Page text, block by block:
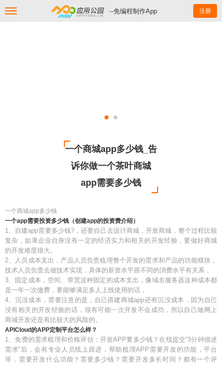
--免编程制作App 注册
一个商城app多少钱_告
诉你做一个茶叶商城
app需要多少钱
一个商城app多少钱
一个app需要投资多少钱（创建app的投资费介绍）
1、自建app需要多少钱?，还要自己去设计商城，开发商城，整个过程比较
复杂，如果企业自身没有一定的经济实力和相关的开发经验，要做好商城
的开发难度很大。
2、人员成本支出，产品人员负责梳理整个开发的需求和产品的功能模块，
技术人员负责去做技术实现，具体的薪资水平跟不同的消费水平有关系，
3、固定成本，空间、带宽这种固定的成本支出，像域名服务器这种成本都
是一年一次缴费，要能够满足多人上线使用的话，
4、沉没成本，需要注意的是，自己搭建商城app还有沉没成本，因为自己
没有相关的开发经验的话，很有可能一次开发不会成功，所以自己做网上
商城开发还是有比较大的风险的。
APICloud的APP定制平台怎么样？
1、免费的需求梳理和价格评估：开发APP要多少钱？在线提交“3分钟描述
需求”后，会有专业人员线上跟进，帮助梳理APP需要开发的功能，平台
等，需要开发什么功能？需要多少钱？需要开发多长时间？都有一个评